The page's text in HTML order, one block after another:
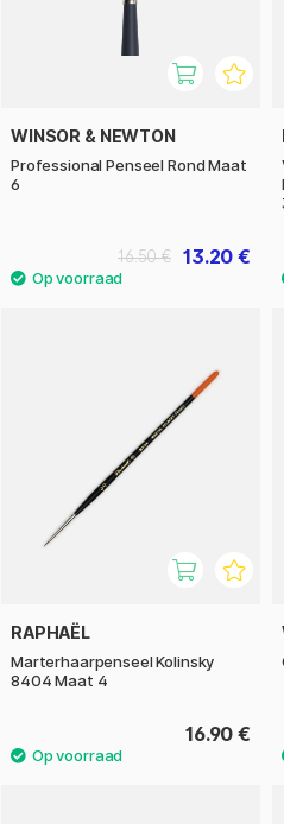
WINSOR & NEWTON
Professional Penseel Rond Maat
6
13.20 €
16.50 €
RAPHAËL
Marterhaarpenseel Kolinsky
8404 Maat 4
16.90 €